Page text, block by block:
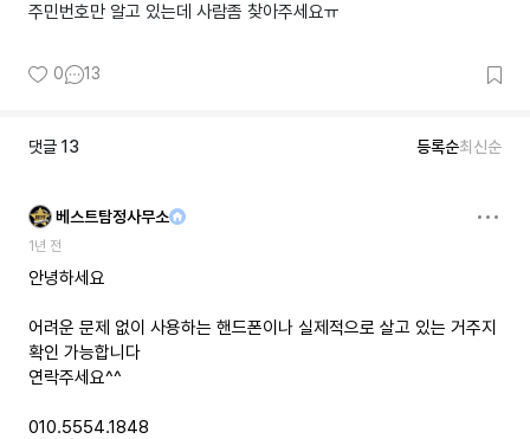
주민번호만 알고 있는데 사람좀 찾아주세요ㅠ
0 13
댓글 13 등록순최신순
베스트탐정사무소
1년 전
안녕하세요
어려운 문제 없이 사용하는 핸드폰이나 실제적으로 살고 있는 거주지
확인 가능합니다
연락주세요^^
010.5554.1848